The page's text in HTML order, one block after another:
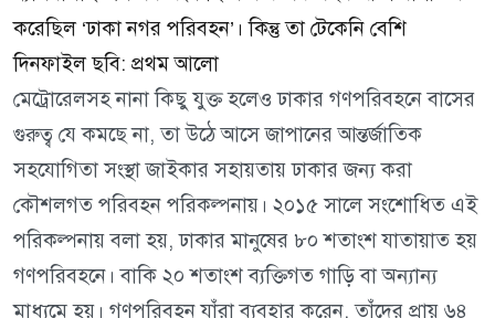
করেছিল ‘ঢাকা নগর পরিবহন’। কিন্তু তা টেকেনি বেশি
দিনফাইল ছবি: প্রথম আলো
মেট্রোরেলসহ নানা কিছু যুক্ত হলেও ঢাকার গণপরিবহনে বাসের
গুরুত্ব যে কমছে না, তা উঠে আসে জাপানের আন্তর্জাতিক
সহযোগিতা সংস্থা জাইকার সহায়তায় ঢাকার জন্য করা
কৌশলগত পরিবহন পরিকল্পনায়। ২০১৫ সালে সংশোধিত এই
পরিকল্পনায় বলা হয়, ঢাকার মানুষের ৮০ শতাংশ যাতায়াত হয়
গণপরিবহনে। বাকি ২০ শতাংশ ব্যক্তিগত গাড়ি বা অন্যান্য
মাধ্যমে হয়। গণপরিবহন যাঁরা ব্যবহার করেন, তাঁদের প্রায় ৬৪